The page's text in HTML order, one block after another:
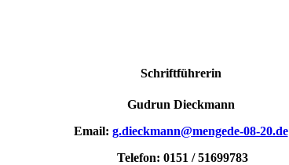
Schriftführerin
Gudrun Dieckmann
Email: g.dieckmann@mengede-08-20.de
Telefon: 0151 / 51699783